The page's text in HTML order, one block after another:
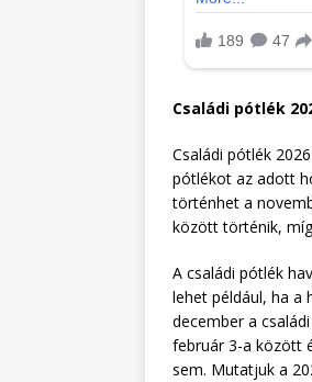
Családi pótlék
Családi pótlék
pótlékot az adott
történhet a
között történik,
A családi pótlék
lehet például, ha a
december a
február 3-a között
sem. Mutatjuk a